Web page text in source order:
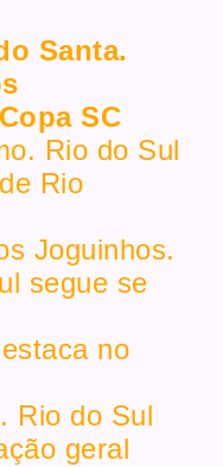
Santa.
SC
Rio do Sul
Rio
Joguinhos.
segue se
no
Rio do Sul
geral